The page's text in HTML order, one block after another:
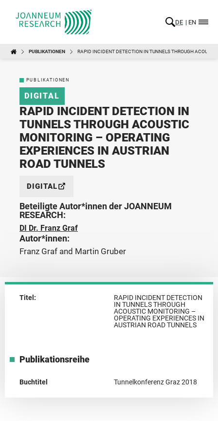
DE EN
PUBLIKATIONEN RAPID INCIDENT DETECTION IN TUNNELS THROUGH
PUBLIKATIONEN
DIGITAL
RAPID INCIDENT DETECTION IN
TUNNELS THROUGH ACOUSTIC
MONITORING – OPERATING
EXPERIENCES IN AUSTRIAN
ROAD TUNNELS
DIGITAL
Beteiligte Autor*innen der JOANNEUM
RESEARCH:
DI Dr. Franz Graf
Autor*innen:
Franz Graf and Martin Gruber
Titel:
RAPID INCIDENT DETECTION
IN TUNNELS THROUGH
ACOUSTIC MONITORING –
OPERATING EXPERIENCES IN
AUSTRIAN ROAD TUNNELS
Publikationsreihe
Buchtitel Tunnelkonferenz Graz 2018